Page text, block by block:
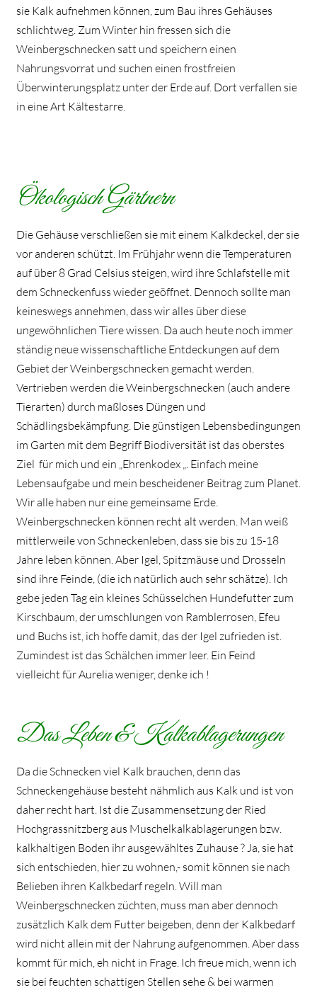
sie Kalk aufnehmen können, zum Bau ihres Gehäuses
schlichtweg. Zum Winter hin fressen sich die
Weinbergschnecken satt und speichern einen
Nahrungsvorrat und suchen einen frostfreien
Überwinterungsplatz unter der Erde auf. Dort verfallen sie
in eine Art Kältestarre.
Ökologisch Gärtnern
Die Gehäuse verschließen sie mit einem Kalkdeckel, der sie
vor anderen schützt. Im Frühjahr wenn die Temperaturen
auf über 8 Grad Celsius steigen, wird ihre Schlafstelle mit
dem Schneckenfuss wieder geöffnet. Dennoch sollte man
keineswegs annehmen, dass wir alles über diese
ungewöhnlichen Tiere wissen. Da auch heute noch immer
ständig neue wissenschaftliche Entdeckungen auf dem
Gebiet der Weinbergschnecken gemacht werden.
Vertrieben werden die Weinbergschnecken (auch andere
Tierarten) durch maßloses Düngen und
Schädlingsbekämpfung. Die günstigen Lebensbedingungen
im Garten mit dem Begriff Biodiversität ist das oberstes
Ziel für mich und ein „Ehrenkodex „. Einfach meine
Lebensaufgabe und mein bescheidener Beitrag zum Planet.
Wir alle haben nur eine gemeinsame Erde.
Weinbergschnecken können recht alt werden. Man weiß
mittlerweile von Schneckenleben, dass sie bis zu 15-18
Jahre leben können. Aber Igel, Spitzmäuse und Drosseln
sind ihre Feinde, (die ich natürlich auch sehr schätze). Ich
gebe jeden Tag ein kleines Schüsselchen Hundefutter zum
Kirschbaum, der umschlungen von Ramblerrosen, Efeu
und Buchs ist, ich hoffe damit, das der Igel zufrieden ist.
Zumindest ist das Schälchen immer leer. Ein Feind
vielleicht für Aurelia weniger, denke ich !
Das Leben & Kalkablagerungen
Da die Schnecken viel Kalk brauchen, denn das
Schneckengehäuse besteht nähmlich aus Kalk und ist von
daher recht hart. Ist die Zusammensetzung der Ried
Hochgrassnitzberg aus Muschelkalkablagerungen bzw.
kalkhaltigen Boden ihr ausgewähltes Zuhause ? Ja, sie hat
sich entschieden, hier zu wohnen,- somit können sie nach
Belieben ihren Kalkbedarf regeln. Will man
Weinbergschnecken züchten, muss man aber dennoch
zusätzlich Kalk dem Futter beigeben, denn der Kalkbedarf
wird nicht allein mit der Nahrung aufgenommen. Aber dass
kommt für mich, eh nicht in Frage. Ich freue mich, wenn ich
sie bei feuchten schattigen Stellen sehe & bei warmen